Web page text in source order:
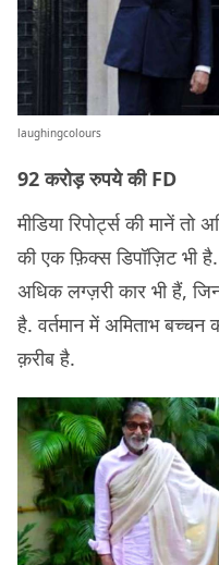
laughingcolours
92 करोड़ रुपये की FD
मीडिया रिपोर्ट्स की मानें
की एक फ़िक्स डिपॉज़िट भी
अधिक लग्ज़री कार भी हैं,
है. वर्तमान में अमिताभ बच्चन
क़रीब है.